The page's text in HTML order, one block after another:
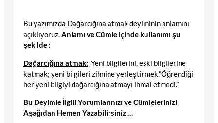
Bu yazımızda Dağarcığına atmak deyiminin anlamını
açıklıyoruz.Anlamı ve Cümle içinde kullanımı şu
şekilde :
Dağarcığına atmak: Yeni bilgilerini, eski bilgilerine
katmak; yeni bilgileri zihnine yerleştirmek.”Öğrendiği
her yeni bilgiyi dağarcığına atmayı ihmal etmedi.”
Bu Deyimle İlgili Yorumlarınızı ve Cümlelerinizi
Aşağıdan Hemen Yazabilirsiniz …